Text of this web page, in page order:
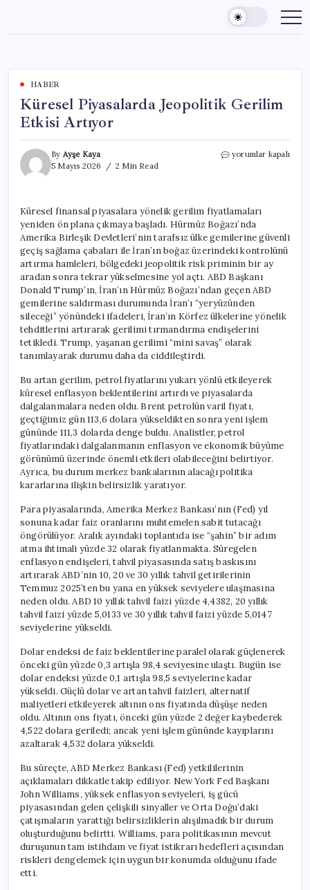
content
HABER
Küresel Piyasalarda Jeopolitik Gerilim
Etkisi Artıyor
By Ayşe Kaya
5 Mayıs 2026
2 Min Read
Küresel
Artıyor
için
yorumlar kapalı
Küresel finansal piyasalara yönelik gerilim fiyatlamaları
yeniden ön plana çıkmaya başladı. Hürmüz Boğazı’nda
Amerika Birleşik Devletleri’nin tarafsız ülke gemilerine güvenli
geçiş sağlama çabaları ile İran’ın boğaz üzerindeki kontrolünü
artırma hamleleri, bölgedeki jeopolitik risk priminin bir ay
aradan sonra tekrar yükselmesine yol açtı. ABD Başkanı
Donald Trump’ın, İran’ın Hürmüz Boğazı’ndan geçen ABD
gemilerine saldırması durumunda İran’ı “yeryüzünden
sileceği” yönündeki ifadeleri, İran’ın Körfez ülkelerine yönelik
tehditlerini artırarak gerilimi tırmandırma endişelerini
tetikledi. Trump, yaşanan gerilimi “mini savaş” olarak
tanımlayarak durumu daha da ciddileştirdi.
Bu artan gerilim, petrol fiyatlarını yukarı yönlü etkileyerek
küresel enflasyon beklentilerini artırdı ve piyasalarda
dalgalanmalara neden oldu. Brent petrolün varil fiyatı,
geçtiğimiz gün 113,6 dolara yükseldikten sonra yeni işlem
gününde 111,3 dolarda denge buldu. Analistler, petrol
fiyatlarındaki dalgalanmanın enflasyon ve ekonomik büyüme
görünümü üzerinde önemli etkileri olabileceğini belirtiyor.
Ayrıca, bu durum merkez bankalarının alacağı politika
kararlarına ilişkin belirsizlik yaratıyor.
Para piyasalarında, Amerika Merkez Bankası’nın (Fed) yıl
sonuna kadar faiz oranlarını muhtemelen sabit tutacağı
öngörülüyor. Aralık ayındaki toplantıda ise “şahin” bir adım
atma ihtimali yüzde 32 olarak fiyatlanmakta. Süregelen
enflasyon endişeleri, tahvil piyasasında satış baskısını
artırarak ABD’nin 10, 20 ve 30 yıllık tahvil getirilerinin
Temmuz 2025’ten bu yana en yüksek seviyelere ulaşmasına
neden oldu. ABD 10 yıllık tahvil faizi yüzde 4,4382, 20 yıllık
tahvil faizi yüzde 5,0133 ve 30 yıllık tahvil faizi yüzde 5,0147
seviyelerine yükseldi.
Dolar endeksi de faiz beklentilerine paralel olarak güçlenerek
önceki gün yüzde 0,3 artışla 98,4 seviyesine ulaştı. Bugün ise
dolar endeksi yüzde 0,1 artışla 98,5 seviyelerine kadar
yükseldi. Güçlü dolar ve artan tahvil faizleri, alternatif
maliyetleri etkileyerek altının ons fiyatında düşüşe neden
oldu. Altının ons fiyatı, önceki gün yüzde 2 değer kaybederek
4,522 dolara geriledi; ancak yeni işlem gününde kayıplarını
azaltarak 4,532 dolara yükseldi.
Bu süreçte, ABD Merkez Bankası (Fed) yetkililerinin
açıklamaları dikkatle takip ediliyor. New York Fed Başkanı
John Williams, yüksek enflasyon seviyeleri, iş gücü
piyasasından gelen çelişkili sinyaller ve Orta Doğu’daki
çatışmaların yarattığı belirsizliklerin alışılmadık bir durum
oluşturduğunu belirtti. Williams, para politikasının mevcut
duruşunun tam istihdam ve fiyat istikrarı hedefleri açısından
riskleri dengelemek için uygun bir konumda olduğunu ifade
etti.